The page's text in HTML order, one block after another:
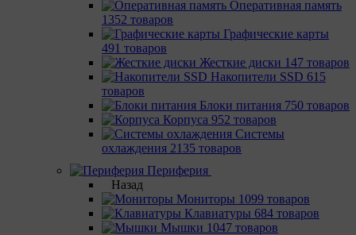
Оперативная память
1352 товаров
Графические карты
491 товаров
Жесткие диски 147 товаров
Накопители SSD 615
товаров
Блоки питания 750 товаров
Корпуса 952 товаров
Системы
охлаждения 2135 товаров
Периферия
Назад
Мониторы 1099 товаров
Клавиатуры 684 товаров
Мышки 1047 товаров